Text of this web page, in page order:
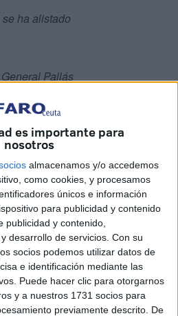
es importante para
nosotros
almacenamos y/o accedemos
como cookies, y procesamos
únicos e información
para publicidad y contenido
publicidad y contenido,
desarrollo de servicios. Con su
socios podemos utilizar datos de
e identificación mediante las
Puede hacer clic para otorgarnos
y a nuestros 1731 socios para
previamente descrito. De
ha alistado
Pallás
monjes de una liturgia…